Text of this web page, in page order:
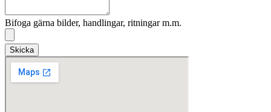
Bifoga gärna bilder, handlingar, ritningar m.m.
Skicka